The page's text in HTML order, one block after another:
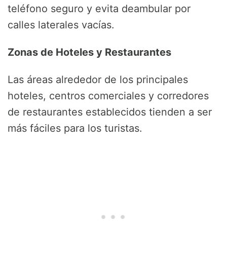
teléfono seguro y evita deambular por
calles laterales vacías.
Zonas de Hoteles y Restaurantes
Las áreas alrededor de los principales
hoteles, centros comerciales y corredores
de restaurantes establecidos tienden a ser
más fáciles para los turistas.